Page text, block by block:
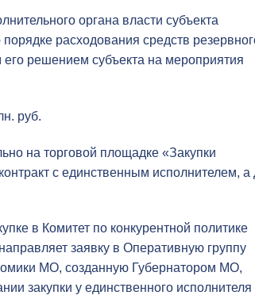
органа власти субъекта
расходования средств
решением субъекта на мероприятия
руб.
на торговой площадке «Закупки
с единственным исполнителем, а
в Комитет по конкурентной политике
заявку в Оперативную группу
МО, созданную Губернатором МО,
закупки у единственного исполнителя